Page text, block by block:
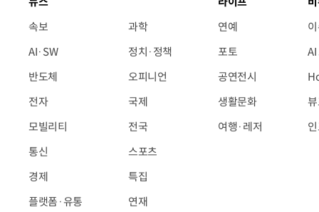
속보
AI·SW
반도체
전자
모빌리티
통신
경제
플랫폼·유통
과학
정치·정책
오피니언
국제
전국
스포츠
특집
연재
연예
포토
공연전시
생활문화
여행·레저